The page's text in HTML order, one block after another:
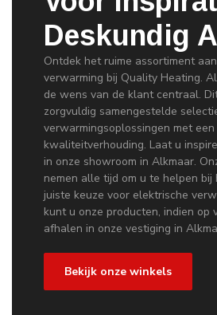
Deskundig
Ontdek het ruime assortiment
verwarming bij Quality Heating.
de wens van de klant centraal.
zorgvuldig samengestelde
verwarmingsoplossingen met
kwaliteitverhouding. Laat u
in onze showroom in Alkmaar.
nemen alle tijd om u te helpen bij
juiste keuze voor elektrische
kunt u onze producten, indien op
afhalen in onze vestiging in
Bekijk onze winkels